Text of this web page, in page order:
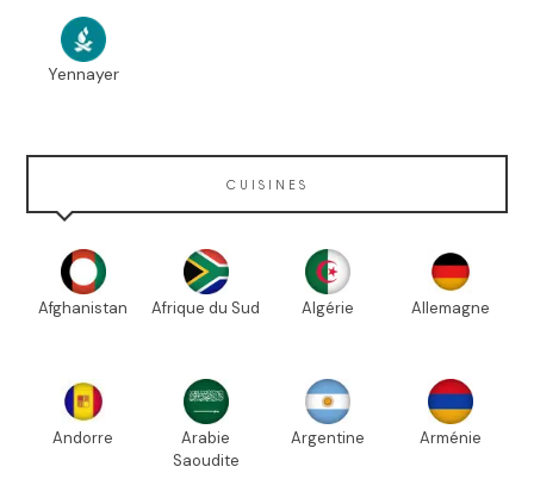
Yennayer
CUISINES
Afghanistan Afrique du Sud Algérie Allemagne
Andorre
Arabie
Saoudite
Argentine Arménie